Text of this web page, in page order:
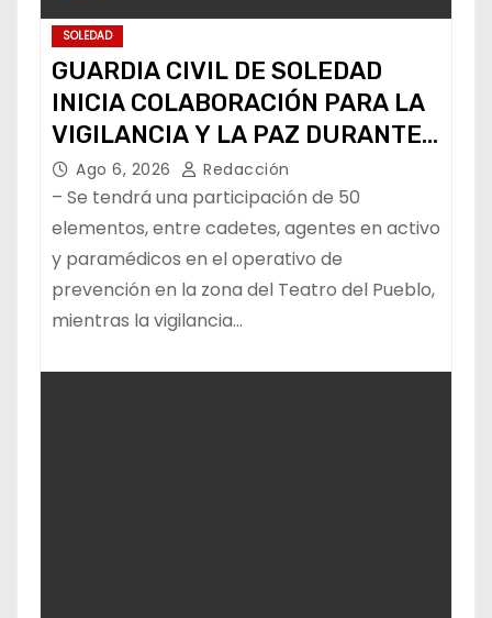
SOLEDAD
GUARDIA CIVIL DE SOLEDAD
INICIA COLABORACIÓN PARA LA
VIGILANCIA Y LA PAZ DURANTE
LA FENAPO
Ago 6, 2026 Redacción
– Se tendrá una participación de 50
elementos, entre cadetes, agentes en activo
y paramédicos en el operativo de
prevención en la zona del Teatro del Pueblo,
mientras la vigilancia…